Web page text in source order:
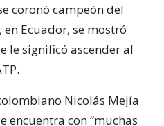
coronó campeón del
Ecuador, se mostró
le significó ascender al
Nicolás Mejía
encuentra con “muchas